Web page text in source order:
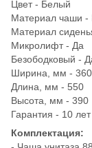
Цвет - Белый
Материал чаши -
Материал
Микролифт - Да
Безободковый -
Ширина, мм - 360
Длина, мм - 550
Высота, мм - 390
Гарантия - 10 лет
Комплектация: